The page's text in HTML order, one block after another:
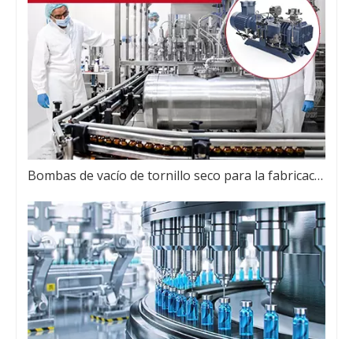
Bombas de vacío de tornillo seco para la fabricación farmacéutica